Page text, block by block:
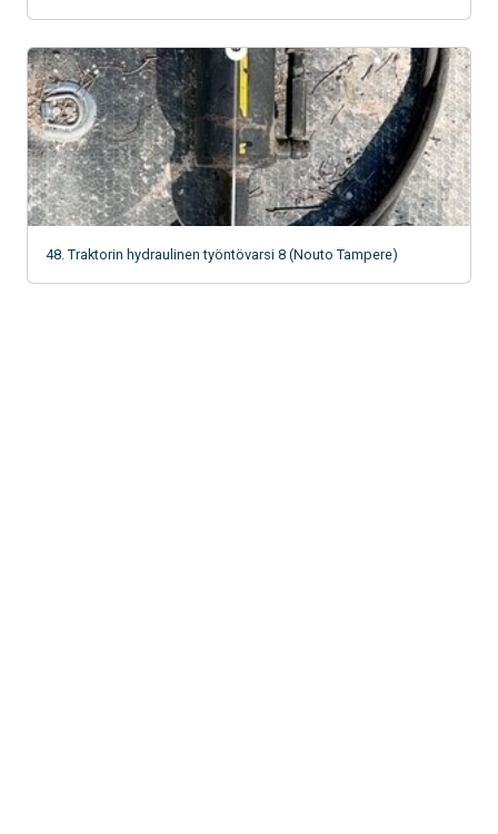
48. Traktorin hydraulinen työntövarsi 8 (Nouto Tampere)